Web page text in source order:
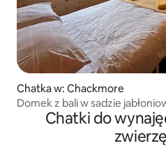
Chatka w: Chackmore
Domek z bali w sadzie
Chatki do